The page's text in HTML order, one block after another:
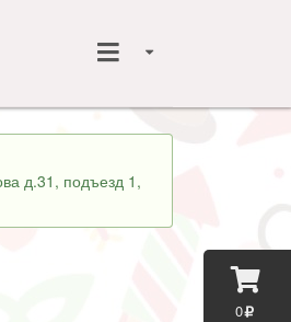
0
д.31, подъезд 1,